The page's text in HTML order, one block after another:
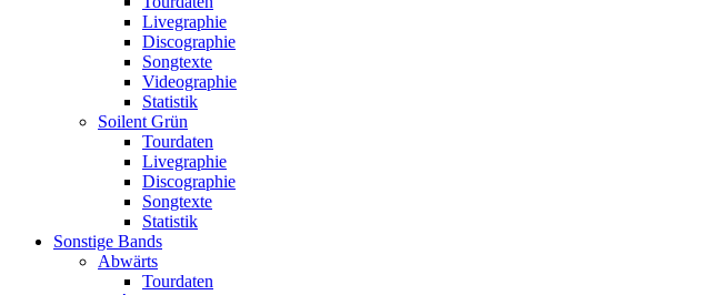
Livegraphie
Discographie
Songtexte
Videographie
Statistik
Soilent Grün
Tourdaten
Livegraphie
Discographie
Songtexte
Statistik
Sonstige Bands
Abwärts
Tourdaten